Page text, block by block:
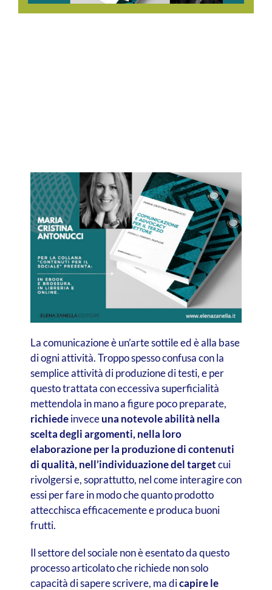
La comunicazione è un’arte sottile ed è alla base
di ogni attività. Troppo spesso confusa con la
semplice attività di produzione di testi, e per
questo trattata con eccessiva superficialità
mettendola in mano a figure poco preparate,
richiedeinveceuna notevole abilità nella
scelta degli argomenti, nella loro
elaborazione per la produzione di contenuti
di qualità, nell’individuazione del targetcui
rivolgersi e, soprattutto, nel come interagire con
essi per fare in modo che quanto prodotto
attecchisca efficacemente e produca buoni
frutti.
Il settore del sociale non è esentato da questo
processo articolato che richiede non solo
capacità di sapere scrivere, ma dicapire le